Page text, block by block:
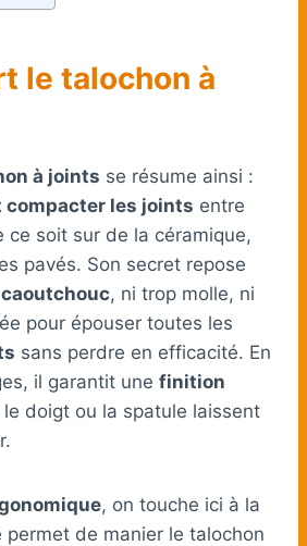
le talochon à
à joints se résume ainsi :
compacter les joints entre
ce soit sur de la céramique,
pavés. Son secret repose
, ni trop molle, ni
pour épouser toutes les
sans perdre en efficacité. En
il garantit une finition
le doigt ou la spatule laissent
, on touche ici à la
permet de manier le talochon